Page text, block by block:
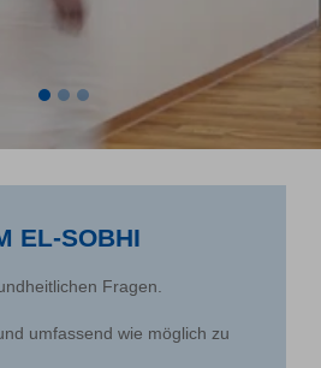
EL-SOBHI
Fragen.
umfassend wie möglich zu